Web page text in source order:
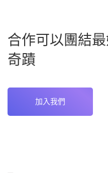
合作可以團結
奇蹟
加入我們